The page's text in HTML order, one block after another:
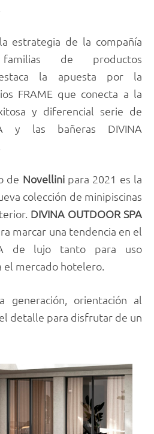
estrategia de la compañía
de productos
la apuesta por la
FRAME que conecta a la
y diferencial serie de
y las bañeras DIVINA
de Novellini para 2021 es la
colección de minipiscinas
DIVINA OUTDOOR SPA
marcar una tendencia en el
de lujo tanto para uso
el mercado hotelero.
generación, orientación al
detalle para disfrutar de un